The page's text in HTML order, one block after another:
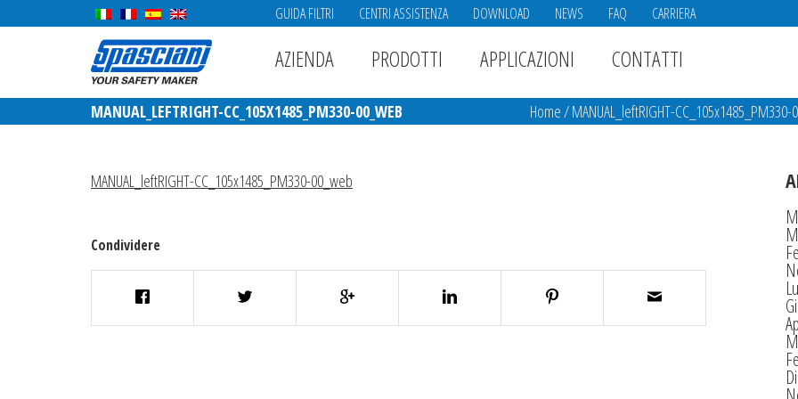
GUIDA FILTRI CENTRI ASSISTENZA DOWNLOAD NEWS FAQ CARRIERA
AZIENDA PRODOTTI APPLICAZIONI CONTATTI
MANUAL_LEFTRIGHT-CC_105X1485_PM330-00_WEB Home/MANUAL_leftRIGHT-
MANUAL_leftRIGHT-CC_105x1485_PM330-00_web
Condividere